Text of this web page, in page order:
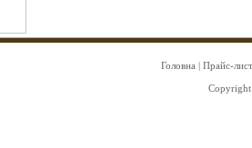
Головна | Прайс-лист